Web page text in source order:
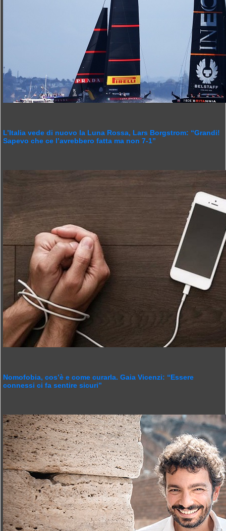
L’Italia vede di nuovo la Luna Rossa, Lars Borgstrom: “Grandi!
Sapevo che ce l’avrebbero fatta ma non 7-1”
Nomofobia, cos’è e come curarla. Gaia Vicenzi: “Essere
connessi ci fa sentire sicuri”